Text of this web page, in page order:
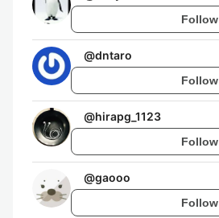
Follow
@dntaro
Follow
@hirapg_1123
Follow
@gaooo
Follow